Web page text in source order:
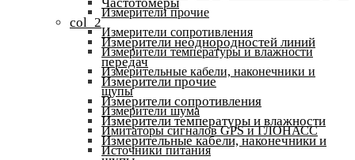
Измерители прочие
Измерители сопротивления
Измерители температуры и влажности
Измерительные кабели, наконечники и
щупы
Измерители шума
Имитаторы сигналов GPS и ГЛОНАСС
Источники питания
col_2
Измерители неоднородностей линий
передач
Измерители прочие
Измерители сопротивления
Измерители температуры и влажности
Измерительные кабели, наконечники и